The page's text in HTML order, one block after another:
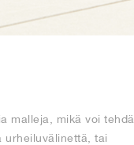
malleja, mikä voi tehdä
urheiluvälinettä, tai